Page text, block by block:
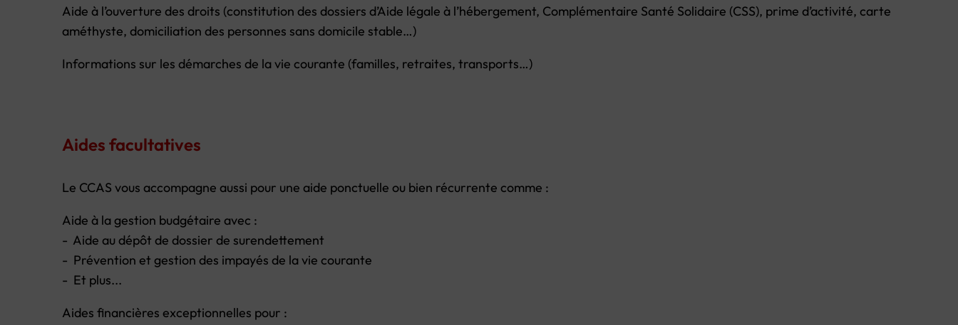
Aide à l’ouverture des droits (constitution des dossiers d’Aide légale à l’hébergement, Complémentaire Santé Solidaire (CSS), prime d’activité, carte
améthyste, domiciliation des personnes sans domicile stable…)
Informations sur les démarches de la vie courante (familles, retraites, transports…)
Aides facultatives
Le CCAS vous accompagne aussi pour une aide ponctuelle ou bien récurrente comme :
Aide à la gestion budgétaire avec :
- Aide au dépôt de dossier de surendettement
- Prévention et gestion des impayés de la vie courante
- Et plus...
Aides financières exceptionnelles pour :